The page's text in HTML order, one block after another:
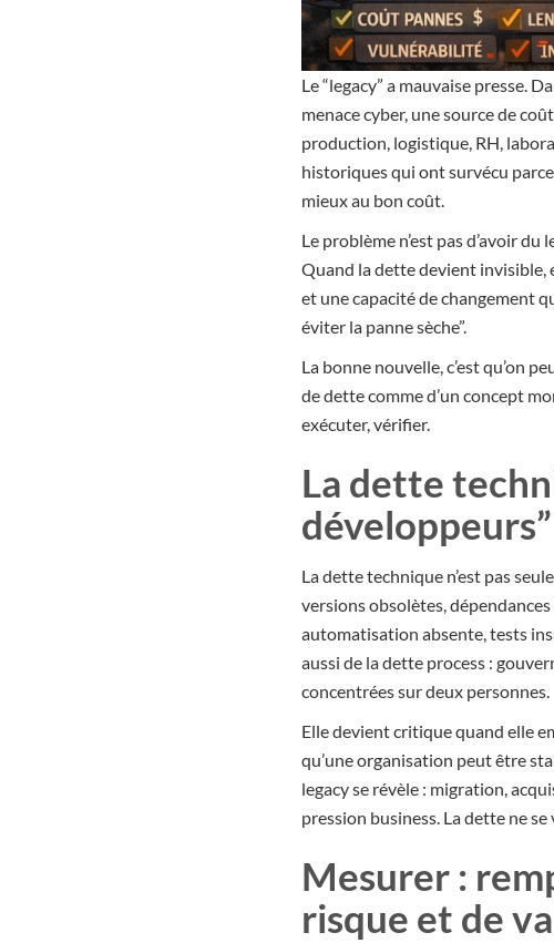
Le “legacy” a mauvaise presse.
menace cyber, une source de
production, logistique, RH,
historiques qui ont survécu parce
mieux au bon coût.
Le problème n’est pas d’avoir
Quand la dette devient invisible,
et une capacité de changement
éviter la panne sèche”.
La bonne nouvelle, c’est qu’on
de dette comme d’un concept
exécuter, vérifier.
La dette
développeurs”
La dette technique n’est pas
versions obsolètes,
automatisation absente, tests
aussi de la dette process :
concentrées sur deux personnes.
Elle devient critique quand elle
qu’une organisation peut être
legacy se révèle : migration,
pression business. La dette ne
Mesurer :
risque et de